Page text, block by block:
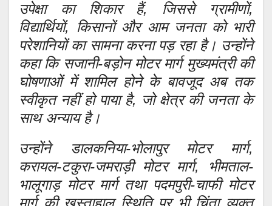
उपेक्षा का शिकार हैं, जिससे ग्रामीणों,
विद्यार्थियों, किसानों और आम जनता को भारी
परेशानियों का सामना करना पड़ रहा है। उन्होंने
कहा कि सजानी-बड़ोन मोटर मार्ग मुख्यमंत्री की
घोषणाओं में शामिल होने के बावजूद अब तक
स्वीकृत नहीं हो पाया है, जो क्षेत्र की जनता के
साथ अन्याय है।
उन्होंने डालकनिया-भोलापुर मोटर मार्ग,
करायल-टकुरा-जमराड़ी मोटर मार्ग, भीमताल-
भालूगाड़ मोटर मार्ग तथा पदमपुरी-चाफी मोटर